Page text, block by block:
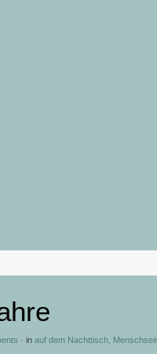
· in auf dem Nachttisch